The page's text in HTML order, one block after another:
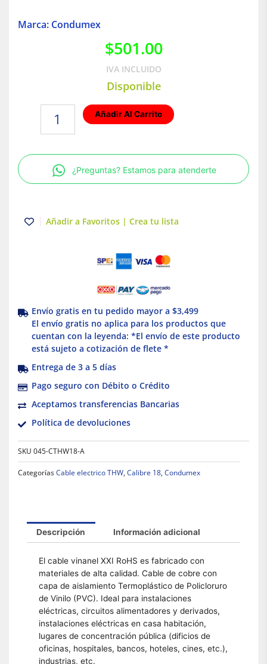
Marca: Condumex
$501.00
IVA INCLUIDO
Disponible
18
THW
vinanel
Antillama
Añadir Al Carrito
¿Preguntas? Estamos para atenderte
Añadir a Favoritos | Crea tu lista
Envío gratis en tu pedido mayor a $3,499
El envío gratis no aplica para los productos que
cuentan con la leyenda: *El envío de este producto
está sujeto a cotización de flete *
Entrega de 3 a 5 días
Pago seguro con Débito o Crédito
Aceptamos transferencias Bancarias
Política de devoluciones
SKU 045-CTHW18-A
CategoríasCable electrico THW, Calibre 18, Condumex
Descripción Información adicional
El cable vinanel XXI RoHS es fabricado con
materiales de alta calidad. Cable de cobre con
capa de aislamiento Termoplástico de Policloruro
de Vinilo (PVC). Ideal para instalaciones
eléctricas, circuitos alimentadores y derivados,
instalaciones eléctricas en casa habitación,
lugares de concentración pública (dificios de
oficinas, hospitales, bancos, hoteles, cines, etc.),
industrias, etc.